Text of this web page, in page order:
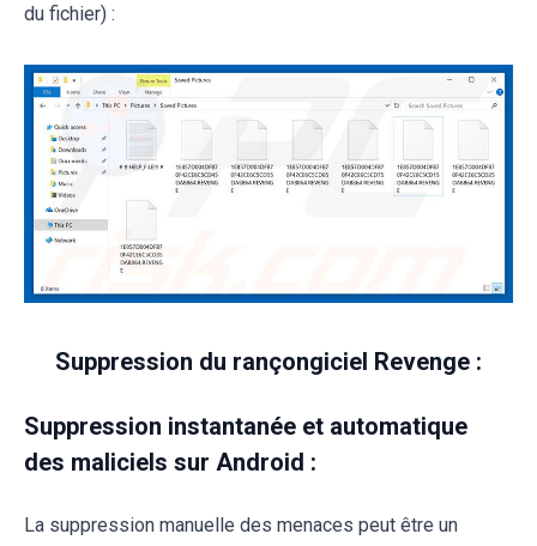
du fichier) :
Suppression du rançongiciel Revenge :
Suppression instantanée et automatique
des maliciels sur Android :
La suppression manuelle des menaces peut être un